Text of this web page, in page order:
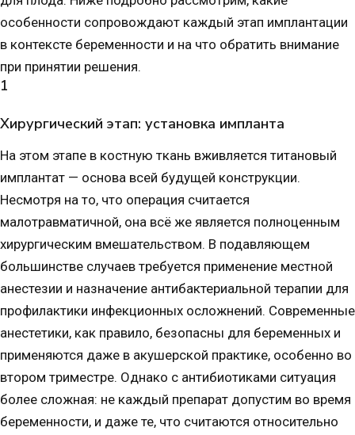
особенности сопровождают каждый этап имплантации
в контексте беременности и на что обратить внимание
при принятии решения.
1
Хирургический этап: установка импланта
На этом этапе в костную ткань вживляется титановый
имплантат — основа всей будущей конструкции.
Несмотря на то, что операция считается
малотравматичной, она всё же является полноценным
хирургическим вмешательством. В подавляющем
большинстве случаев требуется применение местной
анестезии и назначение антибактериальной терапии для
профилактики инфекционных осложнений. Современные
анестетики, как правило, безопасны для беременных и
применяются даже в акушерской практике, особенно во
втором триместре. Однако с антибиотиками ситуация
более сложная: не каждый препарат допустим во время
беременности, и даже те, что считаются относительно